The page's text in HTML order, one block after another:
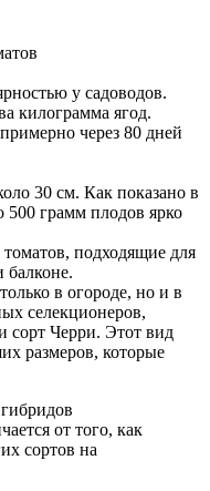
у садоводов.
килограмма ягод.
через 80 дней
30 см. Как показано в
500 грамм плодов ярко
подходящие для
балконе.
в огороде, но и в
селекционеров,
сорт Черри. Этот вид
размеров, которые
от того, как
сортов на